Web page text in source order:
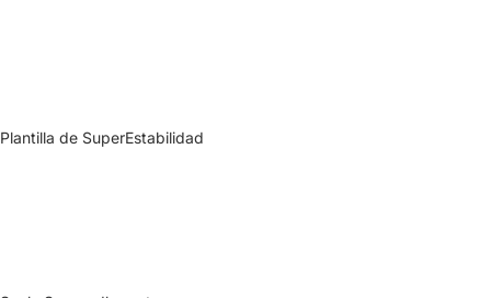
Plantilla de SuperEstabilidad